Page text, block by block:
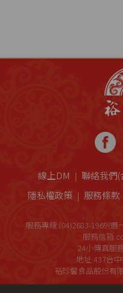
線上DM 聯絡我們(
隱私權政策
服務條款
服務專線:(04)2683-1969(週
服務信箱
24小傳真服
地址:437台
裕珍馨食品股份有